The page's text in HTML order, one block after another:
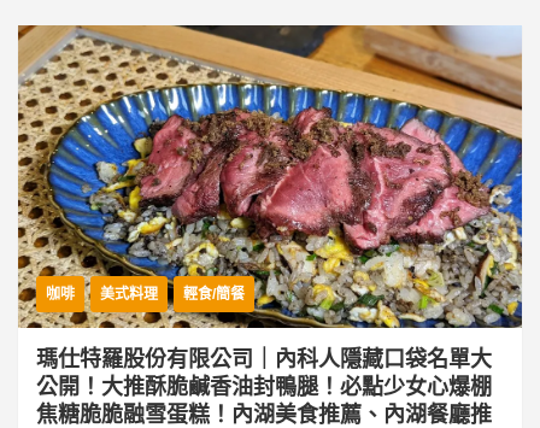
咖啡 美式料理 輕食/簡餐
瑪仕特羅股份有限公司｜內科人隱藏口袋名單大
公開！大推酥脆鹹香油封鴨腿！必點少女心爆棚
焦糖脆脆融雪蛋糕！內湖美食推薦、內湖餐廳推